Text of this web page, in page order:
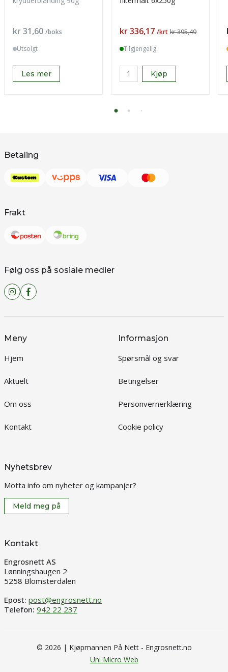
Pris
kr 31,60 /boks
Utsolgt
Les mer
Pris
kr 336,17 /krt kr 395,49
Tilgjengelig
Kjøp
Betaling
Frakt
Følg oss på sosiale medier
Meny
Hjem
Aktuelt
Om oss
Kontakt
Informasjon
Spørsmål og svar
Betingelser
Personvernerklæring
Cookie policy
Nyhetsbrev
Motta info om nyheter og kampanjer?
Meld meg på
Kontakt
Engrosnett AS
Lønningshaugen 2
5258 Blomsterdalen
Epost: post@engrosnett.no
Telefon: 942 22 237
© 2026 | Kjøpmannen På Nett - Engrosnett.no
Uni Micro Web